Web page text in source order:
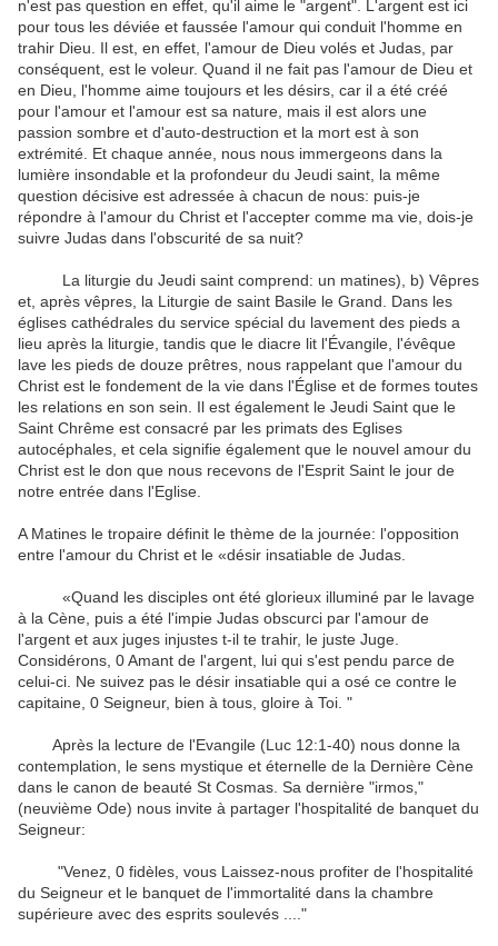
n'est pas question en effet, qu'il aime le "argent". L'argent est ici
pour tous les déviée et faussée l'amour qui conduit l'homme en
trahir Dieu. Il est, en effet, l'amour de Dieu volés et Judas, par
conséquent, est le voleur. Quand il ne fait pas l'amour de Dieu et
en Dieu, l'homme aime toujours et les désirs, car il a été créé
pour l'amour et l'amour est sa nature, mais il est alors une
passion sombre et d'auto-destruction et la mort est à son
extrémité. Et chaque année, nous nous immergeons dans la
lumière insondable et la profondeur du Jeudi saint, la même
question décisive est adressée à chacun de nous: puis-je
répondre à l'amour du Christ et l'accepter comme ma vie, dois-je
suivre Judas dans l'obscurité de sa nuit?
La liturgie du Jeudi saint comprend: un matines), b) Vêpres
et, après vêpres, la Liturgie de saint Basile le Grand. Dans les
églises cathédrales du service spécial du lavement des pieds a
lieu après la liturgie, tandis que le diacre lit l'Évangile, l'évêque
lave les pieds de douze prêtres, nous rappelant que l'amour du
Christ est le fondement de la vie dans l'Église et de formes toutes
les relations en son sein. Il est également le Jeudi Saint que le
Saint Chrême est consacré par les primats des Eglises
autocéphales, et cela signifie également que le nouvel amour du
Christ est le don que nous recevons de l'Esprit Saint le jour de
notre entrée dans l'Eglise.
A Matines le tropaire définit le thème de la journée: l'opposition
entre l'amour du Christ et le «désir insatiable de Judas.
«Quand les disciples ont été glorieux illuminé par le lavage
à la Cène, puis a été l'impie Judas obscurci par l'amour de
l'argent et aux juges injustes t-il te trahir, le juste Juge.
Considérons, 0 Amant de l'argent, lui qui s'est pendu parce de
celui-ci. Ne suivez pas le désir insatiable qui a osé ce contre le
capitaine, 0 Seigneur, bien à tous, gloire à Toi. "
Après la lecture de l'Evangile (Luc 12:1-40) nous donne la
contemplation, le sens mystique et éternelle de la Dernière Cène
dans le canon de beauté St Cosmas. Sa dernière "irmos,"
(neuvième Ode) nous invite à partager l'hospitalité de banquet du
Seigneur:
"Venez, 0 fidèles, vous Laissez-nous profiter de l'hospitalité
du Seigneur et le banquet de l'immortalité dans la chambre
supérieure avec des esprits soulevés ...."